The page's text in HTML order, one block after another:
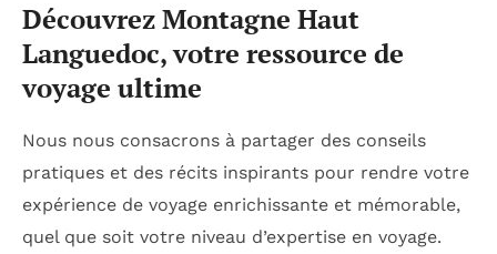
Découvrez Montagne Haut
Languedoc, votre ressource de
voyage ultime
Nous nous consacrons à partager des conseils
pratiques et des récits inspirants pour rendre votre
expérience de voyage enrichissante et mémorable,
quel que soit votre niveau d’expertise en voyage.